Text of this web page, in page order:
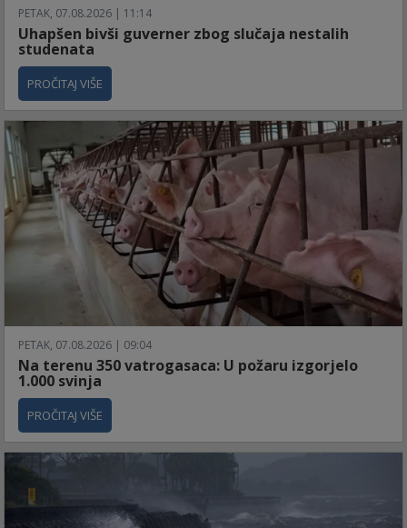
PETAK, 07.08.2026 | 11:14
Uhapšen bivši guverner zbog slučaja nestalih
studenata
PROČITAJ VIŠE
PETAK, 07.08.2026 | 09:04
Na terenu 350 vatrogasaca: U požaru izgorjelo
1.000 svinja
PROČITAJ VIŠE